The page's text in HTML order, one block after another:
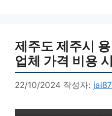
제주도 제주시
업체 가격 비용
22/10/2024 작성자: